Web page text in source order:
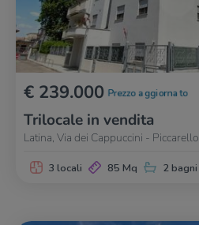
€ 239.000 Prezzo aggiornato
Trilocale in vendita
Latina, Via dei Cappuccini - Piccarello
3 locali 85 Mq 2 bagni